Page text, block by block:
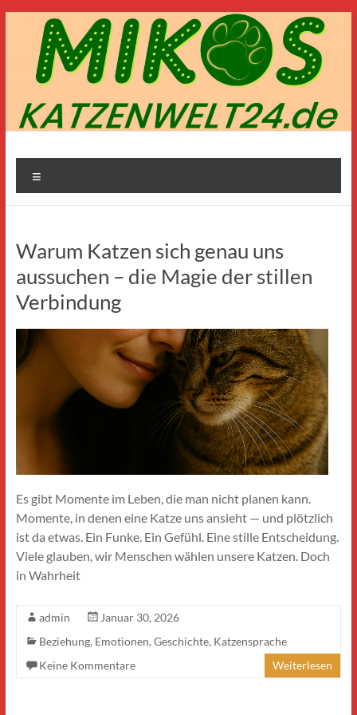
springen
Mikos-
Katzenwelt24.de
Warum Katzen sich genau uns
aussuchen – die Magie der stillen
Verbindung
Es gibt Momente im Leben, die man nicht planen kann.
Momente, in denen eine Katze uns ansieht — und plötzlich
ist da etwas. Ein Funke. Ein Gefühl. Eine stille Entscheidung.
Viele glauben, wir Menschen wählen unsere Katzen. Doch
in Wahrheit
admin
Januar 30, 2026
Beziehung, Emotionen,Geschichte, Katzensprache
Keine Kommentare
Weiterlesen